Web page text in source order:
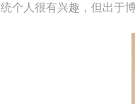
统个人很有兴趣，但出于